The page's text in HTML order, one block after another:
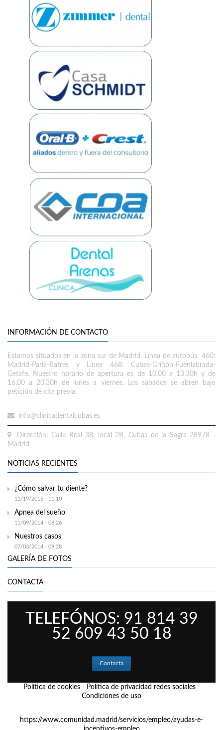
INFORMACIÓN DE CONTACTO
Estamos situados en la zona sur de Madrid. Línea de autobús: 460:
Madrid-Parla-Batres y Línea 468: Cubas-Griñón-Fuenlabrada-
Getafe. Nuestro horario de apertura es de 10.00 a 13.30h y de
16.00 a 20.30h de lunes a viernes. Los sábados se abren bajo
petición de cita previa.
info@clinicadentalcubas.es
Dirección: Calle Real 38, local 2B, Cubas de la Sagra 28978 -
Madrid
NOTICIAS RECIENTES
¿Cómo salvar tu diente?
11/19/2015 - 11:10
Apnea del sueño
11/09/2014 - 08:26
Nuestros casos
07/03/2014 - 09:28
GALERÍA DE FOTOS
CONTACTA
TELEFÓNOS: 91 814 39
52 609 43 50 18
Contacta
Política de cookies- Política de privacidad redes sociales-
Condiciones de uso
https://www.comunidad.madrid/servicios/empleo/ayudas-e-